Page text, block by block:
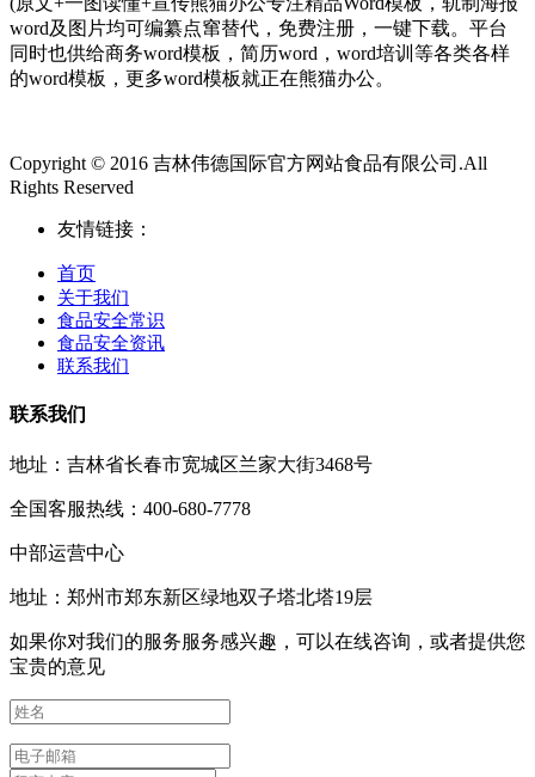
word及图片均可编纂点窜替代，免费注册，一键下载。平台
同时也供给商务word模板，简历word，word培训等各类各样
的word模板，更多word模板就正在熊猫办公。
Copyright © 2016 吉林伟德国际官方网站食品有限公司.All
Rights Reserved
友情链接：
首页
关于我们
食品安全常识
食品安全资讯
联系我们
联系我们
地址：吉林省长春市宽城区兰家大街3468号
全国客服热线：400-680-7778
中部运营中心
地址：郑州市郑东新区绿地双子塔北塔19层
如果你对我们的服务服务感兴趣，可以在线咨询，或者提供您
宝贵的意见